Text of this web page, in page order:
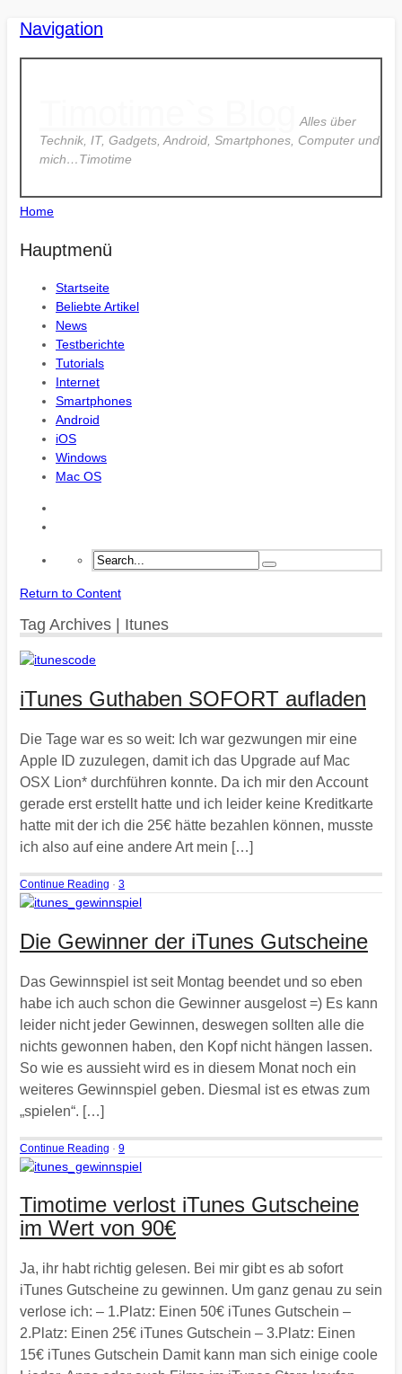
Navigation
Alles über
Technik, IT, Gadgets, Android, Smartphones, Computer und
mich…Timotime
Home
Hauptmenü
Startseite
Beliebte Artikel
News
Testberichte
Tutorials
Internet
Smartphones
Android
iOS
Windows
Mac OS
Return to Content
Tag Archives | Itunes
iTunes Guthaben SOFORT aufladen
Die Tage war es so weit: Ich war gezwungen mir eine
Apple ID zuzulegen, damit ich das Upgrade auf Mac
OSX Lion* durchführen konnte. Da ich mir den Account
gerade erst erstellt hatte und ich leider keine Kreditkarte
hatte mit der ich die 25€ hätte bezahlen können, musste
ich also auf eine andere Art mein […]
Continue Reading · 3
Die Gewinner der iTunes Gutscheine
Das Gewinnspiel ist seit Montag beendet und so eben
habe ich auch schon die Gewinner ausgelost =) Es kann
leider nicht jeder Gewinnen, deswegen sollten alle die
nichts gewonnen haben, den Kopf nicht hängen lassen.
So wie es aussieht wird es in diesem Monat noch ein
weiteres Gewinnspiel geben. Diesmal ist es etwas zum
„spielen“. […]
Continue Reading · 9
Timotime verlost iTunes Gutscheine
im Wert von 90€
Ja, ihr habt richtig gelesen. Bei mir gibt es ab sofort
iTunes Gutscheine zu gewinnen. Um ganz genau zu sein
verlose ich: – 1.Platz: Einen 50€ iTunes Gutschein –
2.Platz: Einen 25€ iTunes Gutschein – 3.Platz: Einen
15€ iTunes Gutschein Damit kann man sich einige coole